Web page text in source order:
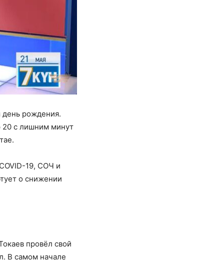
день рождения.
20 с лишним минут
19, СОЧ и
о снижении
провёл свой
В самом начале